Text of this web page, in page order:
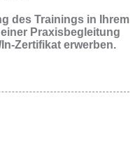
des Trainings in Ihrem
Praxisbegleitung
Zertifikat erwerben.